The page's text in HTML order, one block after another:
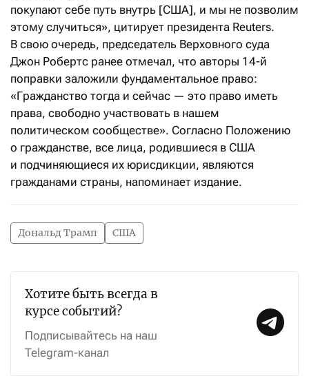
покупают себе путь внутрь [США], и мы не позволим
этому случиться», цитирует президента Reuters.
В свою очередь, председатель Верховного суда
Джон Робертс ранее отмечал, что авторы 14-й
поправки заложили фундаментальное право:
«Гражданство тогда и сейчас — это право иметь
права, свободно участвовать в нашем
политическом сообществе». Согласно Положению
о гражданстве, все лица, родившиеся в США
и подчиняющиеся их юрисдикции, являются
гражданами страны, напоминает издание.
Дональд Трамп США
Хотите быть всегда в
курсе событий?
Подписывайтесь на наш
Telegram-канал